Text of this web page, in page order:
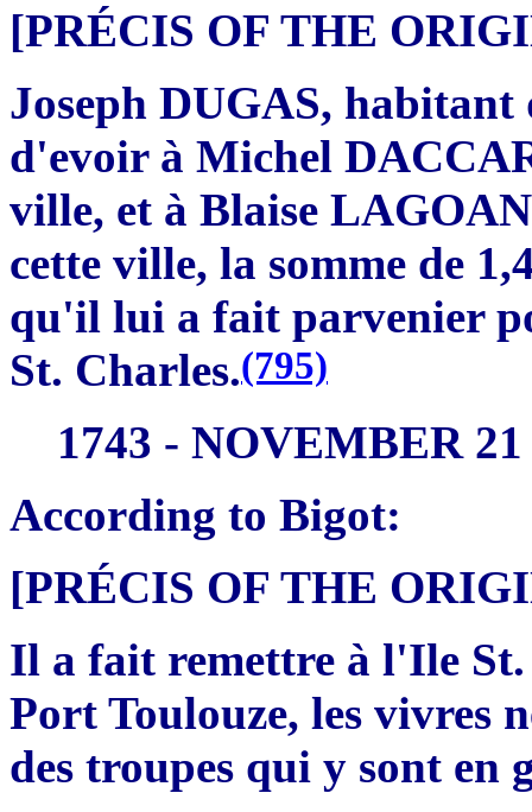
[PRÉCIS OF THE
Joseph DUGAS, habitant
d'evoir à Michel
ville, et à Blaise
cette ville, la somme de
qu'il lui a fait parvenier
St. Charles.(795)
1743 - NOVEMBER 21
According to Bigot:
[PRÉCIS OF THE
Il a fait remettre à l'Ile
Port Toulouze, les vivres
des troupes qui y sont en